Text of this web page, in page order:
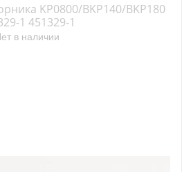
KP0800/BKP140/BKP180
1 451329-1
в наличии